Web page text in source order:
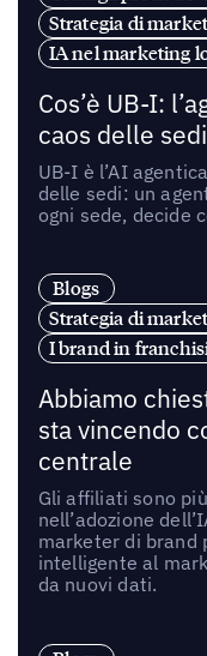
Strategia di
IA nel marketing
Cos’è UB-I:
caos delle
UB-I è l’AI
delle sedi: un
ogni sede, decide
Blogs
Strategia di
I brand in
Abbiamo
sta vincendo
centrale
Gli affiliati sono
nell’adozione
marketer di brand
intelligente al
da nuovi dati.